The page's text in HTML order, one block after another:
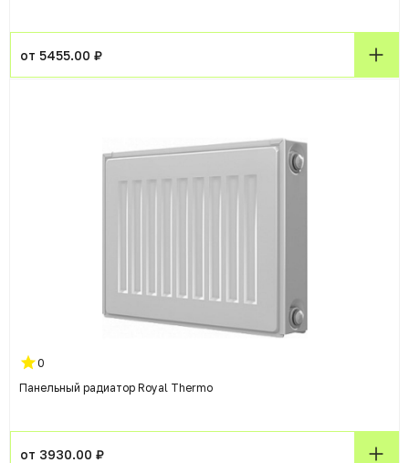
от 5455.00 ₽
0
Панельный радиатор Royal Thermo
от 3930.00 ₽